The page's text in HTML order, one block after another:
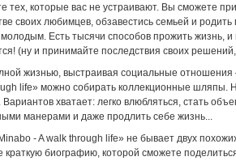
тех, которые вас не устраивают. Вы сможете
своих любимцев, обзавестись семьей и
Есть тысячи способов прожить жизнь,
(ну и принимайте последствия своих
жизнью, выстраивая социальные отношения
life» можно собирать коллекционные шляпы.
Вариантов хватает: легко влюбляться, стать
манерами и даже продлить себе жизнь...
- A walk through life» не бывает двух
краткую биографию, которой сможете